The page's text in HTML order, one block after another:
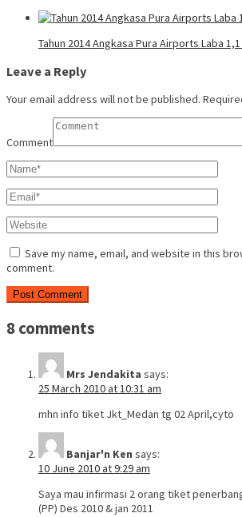
Tahun 2014 Angkasa Pura Airports Laba 1,1
Leave a Reply
Your email address will not be published.
Comment
Save my name, email, and website in this
comment.
8 comments
Mrs Jendakita says:
25 March 2010 at 10:31 am
mhn info tiket Jkt_Medan tg 02 April,cyto
Banjar'n Ken says:
10 June 2010 at 9:29 am
Saya mau infirmasi 2 orang tiket
(PP) Des 2010 & jan 2011